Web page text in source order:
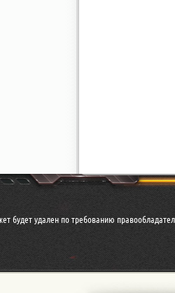
будет удален по требованию